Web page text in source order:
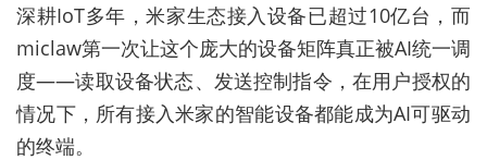
深耕IoT多年，米家生态接入设备已超过10亿台，而
miclaw第一次让这个庞大的设备矩阵真正被AI统一调
度——读取设备状态、发送控制指令，在用户授权的
情况下，所有接入米家的智能设备都能成为AI可驱动
的终端。